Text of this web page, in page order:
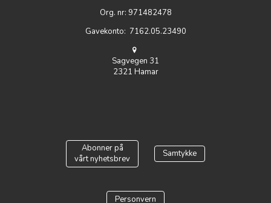
Org. nr: 971482478
Gavekonto: 7162.05.23490
Sagvegen 31
2321 Hamar
Abonner på
vårt nyhetsbrev
Samtykke
Personvern